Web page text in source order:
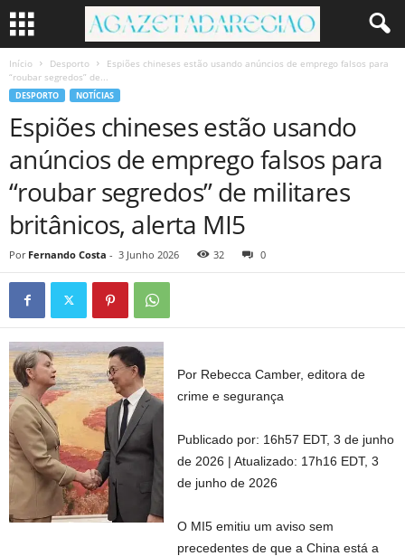
Início Desporto
Espiões chineses estão usando anúncios de emprego falsos para
“roubar segredos” de...
DESPORTO NOTÍCIAS
Espiões chineses estão usando
anúncios de emprego falsos para
“roubar segredos” de militares
britânicos, alerta MI5
Por Fernando Costa - 3 Junho 2026 32 0
Por Rebecca Camber, editora de
crime e segurança
Publicado por: 16h57 EDT, 3 de junho
de 2026 |Atualizado: 17h16 EDT, 3
de junho de 2026
O MI5 emitiu um aviso sem
precedentes de que a China está a